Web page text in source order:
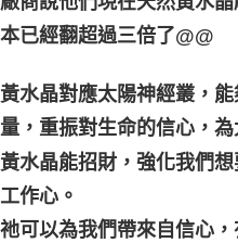
本已經翻超過三倍了@@
黃水晶對應太陽神經叢，
量，重振對生命的信心，
黃水晶能招財，強化我們
工作心。
祂可以為我們帶來自信心